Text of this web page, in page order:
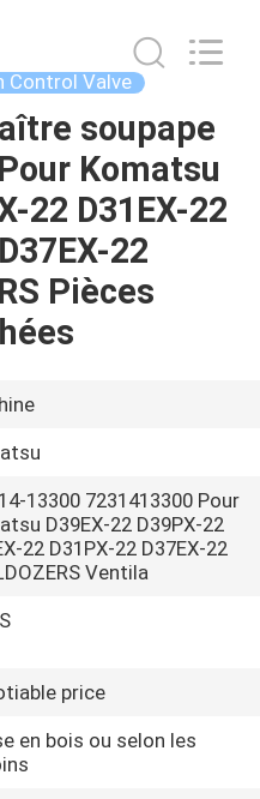
Control Valve
soupape
Komatsu
22 D31EX-22
22
Pièces
13300 7231413300 Pour
D39EX-22 D39PX-22
22 D31PX-22 D37EX-22
Ventila
price
en bois ou selon les